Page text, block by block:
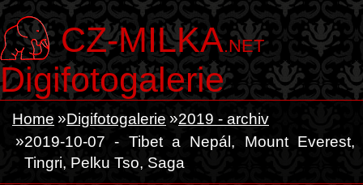
CZ-MILKA.NET
Digifotogalerie
Home Digifotogalerie
2019 - archiv
2019-10-07 - Tibet a Nepál, Mount Everest,
Tingri, Pelku Tso, Saga